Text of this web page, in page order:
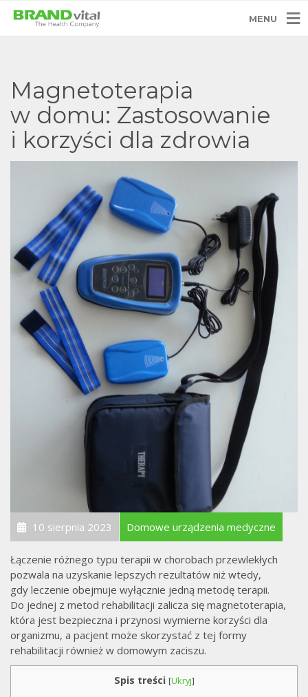
MENU
Magnetoterapia
w domu: Zastosowanie
i korzyści dla zdrowia
10 sierpnia 2023 Domowe urządzenia medyczne
Łączenie różnego typu terapii w chorobach przewlekłych
pozwala na uzyskanie lepszych rezultatów niż wtedy,
gdy leczenie obejmuje wyłącznie jedną metodę terapii.
Do jednej z metod rehabilitacji zalicza się magnetoterapia,
która jest bezpieczna i przynosi wymierne korzyści dla
organizmu, a pacjent może skorzystać z tej formy
rehabilitacji również w domowym zaciszu.
Spis treści [Ukryj]